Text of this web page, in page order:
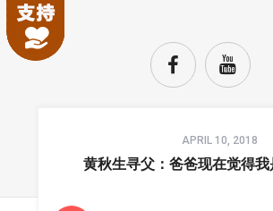
APRIL 10, 2018
黄秋生寻父：爸爸现在觉得
TOP